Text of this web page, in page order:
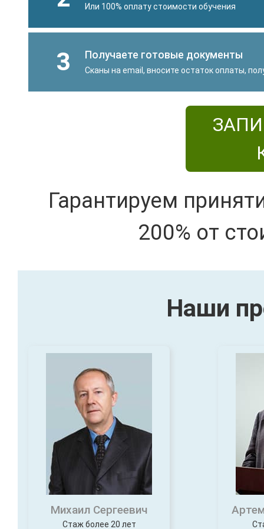
Или 100% оплату стоимости обучения
3 Получаете готовые документы
Сканы на email, вносите остаток оплаты,
Гарантируем
200% от
Наши
Михаил Сергеевич
Стаж более 20 лет